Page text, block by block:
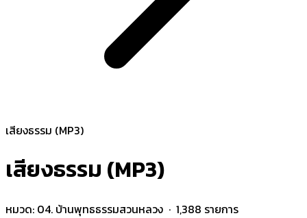
เสียงธรรม (MP3)
เสียงธรรม (MP3)
หมวด: 04. บ้านพุทธธรรมสวนหลวง · 1,388 รายการ